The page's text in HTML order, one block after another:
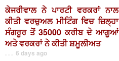
ਕੇਜਰੀਵਾਲ ਨੇ ਪਾਰਟੀ ਵਰਕਰਾਂ ਨਾਲ
ਕੀਤੀ ਵਰਚੁਅਲ ਮੀਟਿੰਗ ਵਿਚ ਜ਼ਿਲ੍ਹਾ
ਸੰਗਰੂਰ ਤੋਂ 35000 ਕਰੀਬ ਦੇ ਆਗੂਆਂ
ਅਤੇ ਵਰਕਰਾਂ ਨੇ ਕੀਤੀ ਸ਼ਮੂਲੀਅਤ
. . . 6 days ago